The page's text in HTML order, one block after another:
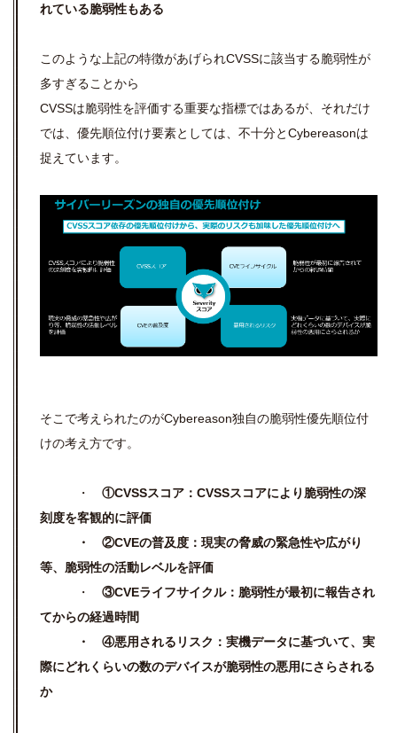
れている脆弱性もある
このような上記の特徴があげられCVSSに該当する脆弱性が
多すぎることから
CVSSは脆弱性を評価する重要な指標ではあるが、それだけ
では、優先順位付け要素としては、不十分とCybereasonは
捉えています。
そこで考えられたのがCybereason独自の脆弱性優先順位付
けの考え方です。
・
①CVSSスコア：CVSSスコアにより脆弱性の深
刻度を客観的に評価
・ ②CVEの普及度：現実の脅威の緊急性や広がり
等、脆弱性の活動レベルを評価
・
③CVEライフサイクル：脆弱性が最初に報告され
てからの経過時間
・ ④悪用されるリスク：実機データに基づいて、実
際にどれくらいの数のデバイスが脆弱性の悪用にさらされる
か